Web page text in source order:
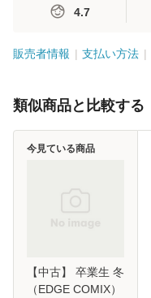
4.7
販売者情報 支払い方法
類似商品と比較する
【中古】 卒業生 冬
（EDGE COMIX）
今見ている商品